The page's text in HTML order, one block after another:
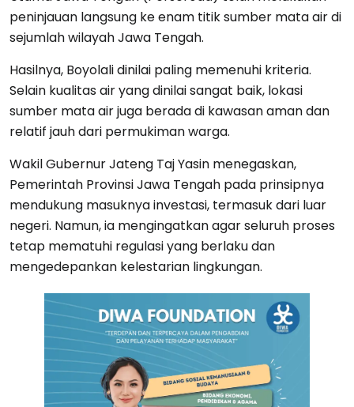
peninjauan langsung ke enam titik sumber mata air di
sejumlah wilayah Jawa Tengah.
Hasilnya, Boyolali dinilai paling memenuhi kriteria.
Selain kualitas air yang dinilai sangat baik, lokasi
sumber mata air juga berada di kawasan aman dan
relatif jauh dari permukiman warga.
Wakil Gubernur Jateng Taj Yasin menegaskan,
Pemerintah Provinsi Jawa Tengah pada prinsipnya
mendukung masuknya investasi, termasuk dari luar
negeri. Namun, ia mengingatkan agar seluruh proses
tetap mematuhi regulasi yang berlaku dan
mengedepankan kelestarian lingkungan.